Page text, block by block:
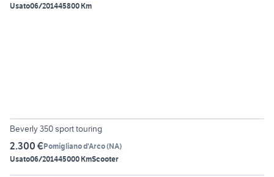
Usato06/201445800 Km
Beverly 350 sport touring
2.300 €Pomigliano d'Arco(NA)
Usato06/201445000 KmScooter
6